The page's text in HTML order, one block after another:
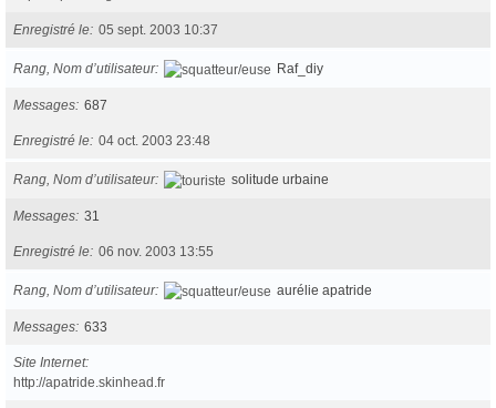
Enregistré le 05 sept. 2003 10:37
Rang, Nom d’utilisateur Raf_diy
Messages 687
Enregistré le 04 oct. 2003 23:48
Rang, Nom d’utilisateur solitude urbaine
Messages 31
Enregistré le 06 nov. 2003 13:55
Rang, Nom d’utilisateur aurélie apatride
Messages 633
Site Internet
http://apatride.skinhead.fr